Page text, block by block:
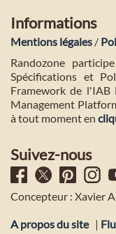
Informations
Mentions légales /
Randozone
Spécifications et
Framework de l'IAB
Management
à tout moment en
Suivez-nous
Concepteur : Xavier
A propos du site |